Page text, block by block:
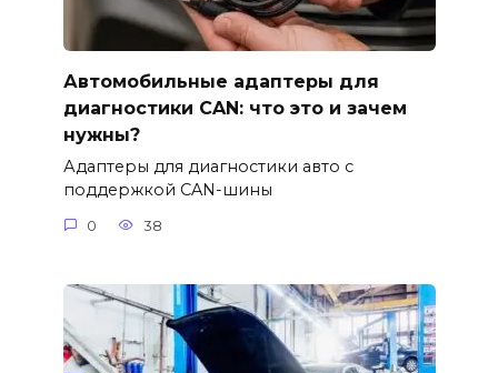
Автомобильные адаптеры для
диагностики CAN: что это и зачем
нужны?
Адаптеры для диагностики авто с
поддержкой CAN-шины
0 38